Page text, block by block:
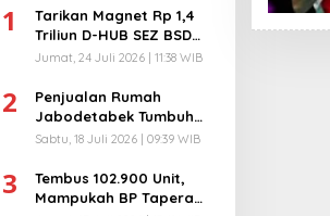
1
Tarikan Magnet Rp 1,4
Triliun D-HUB SEZ BSD
City, Buka 1736
Jumat, 24 Juli 2026 | 11:38 WIB
2
Penjualan Rumah
Jabodetabek Tumbuh
94%! Developer
Ekstra
Sabtu, 18 Juli 2026 | 09:39 WIB
3
Tembus 102.900 Unit,
Mampukah BP Tapera